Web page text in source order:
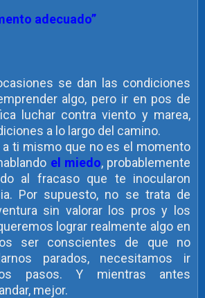
adecuado”
se dan las condiciones
algo, pero ir en pos de
luchar contra viento y marea,
a lo largo del camino.
a ti mismo que no es el momento
el miedo, probablemente
al fracaso que te inocularon
Por supuesto, no se trata de
sin valorar los pros y los
lograr realmente algo en
ser conscientes de que no
parados, necesitamos ir
pasos. Y mientras antes
mejor.